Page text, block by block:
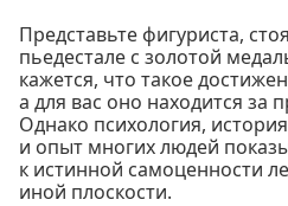
Представьте фигуриста,
пьедестале с золотой
кажется, что такое
а для вас оно находится за
Однако психология,
и опыт многих людей
к истинной самоценности
иной плоскости.